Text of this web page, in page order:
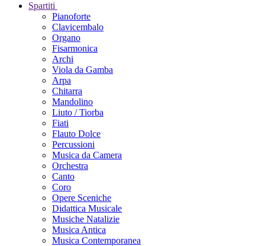
Spartiti
Pianoforte
Clavicembalo
Organo
Fisarmonica
Archi
Viola da Gamba
Arpa
Chitarra
Mandolino
Liuto / Tiorba
Fiati
Flauto Dolce
Percussioni
Musica da Camera
Orchestra
Canto
Coro
Opere Sceniche
Didattica Musicale
Musiche Natalizie
Musica Antica
Musica Contemporanea